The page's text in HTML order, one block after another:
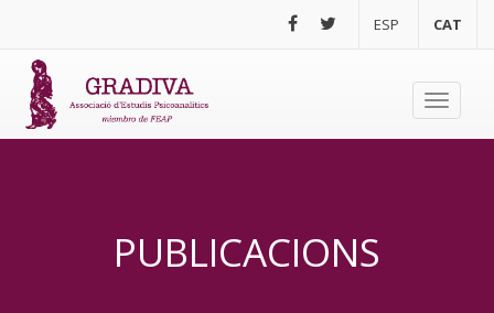
ESP CAT
Toggle
PUBLICACIONS